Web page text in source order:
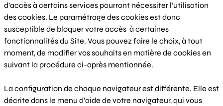
d’accès à certains services pourront nécessiter l’utilisation
des cookies. Le paramétrage des cookies est donc
susceptible de bloquer votre accès à certaines
fonctionnalités du Site. Vous pouvez faire le choix, à tout
moment, de modifier vos souhaits en matière de cookies en
suivant la procédure ci-après mentionnée.
La configuration de chaque navigateur est différente. Elle est
décrite dans le menu d’aide de votre navigateur, qui vous